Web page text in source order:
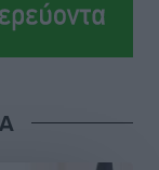
Pembe